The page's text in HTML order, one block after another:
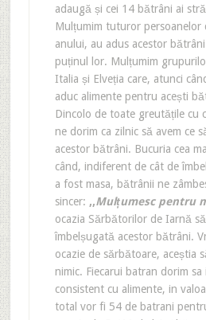
adaugă și cei 14 bătrâni ai
Mulțumim tuturor persoanelor
anului, au adus acestor
puținul lor. Mulțumim
Italia și Elveția care, atunci
aduc alimente pentru acești
Dincolo de toate greutățile cu
ne dorim ca zilnic să avem ce
acestor bătrâni. Bucuria cea
când, indiferent de cât de
a fost masa, bătrânii ne
sincer: ,,Mulțumesc pentru
ocazia Sărbătorilor de Iarnă
îmbelșugată acestor bătrâni.
ocazie de sărbătoare, aceștia
nimic. Fiecarui batran dorim
consistent cu alimente, in
total vor fi 54 de batrani